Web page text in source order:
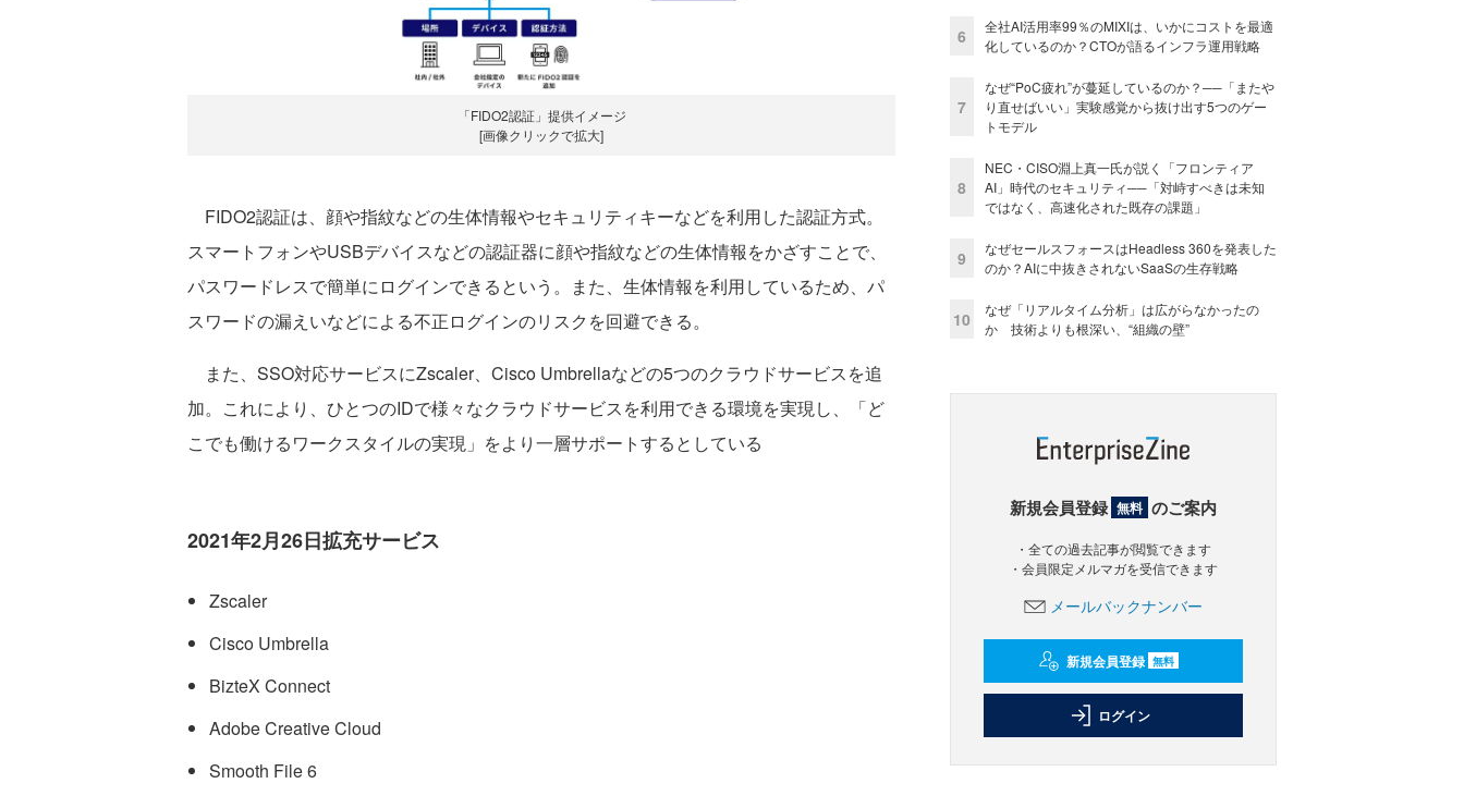
「FIDO2認証」提供イメージ
[画像クリックで拡大]
FIDO2認証は、顔や指紋などの生体情報やセキュリティキーなどを利用した認証方式。
スマートフォンやUSBデバイスなどの認証器に顔や指紋などの生体情報をかざすことで、
パスワードレスで簡単にログインできるという。また、生体情報を利用しているため、パ
スワードの漏えいなどによる不正ログインのリスクを回避できる。
また、SSO対応サービスにZscaler、Cisco Umbrellaなどの5つのクラウドサービスを追
加。これにより、ひとつのIDで様々なクラウドサービスを利用できる環境を実現し、「ど
こでも働けるワークスタイルの実現」をより一層サポートするとしている
2021年2月26日拡充サービス
Zscaler
Cisco Umbrella
BizteX Connect
Adobe Creative Cloud
Smooth File 6
6
全社AI活用率99％のMIXIは、いかにコストを最適
化しているのか？CTOが語るインフラ運用戦略
7
なぜ“PoC疲れ”が蔓延しているのか？──「またや
り直せばいい」実験感覚から抜け出す5つのゲー
トモデル
8
NEC・CISO淵上真一氏が説く「フロンティア
AI」時代のセキュリティ──「対峙すべきは未知
ではなく、高速化された既存の課題」
9
なぜセールスフォースはHeadless 360を発表した
のか？AIに中抜きされないSaaSの生存戦略
10
なぜ「リアルタイム分析」は広がらなかったの
か 技術よりも根深い、“組織の壁”
新規会員登録 無料 のご案内
・全ての過去記事が閲覧できます
・会員限定メルマガを受信できます
メールバックナンバー
新規会員登録 無料
ログイン